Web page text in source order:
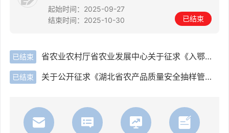
已结束
起始时间：2025-09-27
结束时间：2025-10-30
已结束 省农业农村厅省农业发展中心关于征求《入鄂道路运输动物指定通道管理 办法》（征求意见稿）意见的函
已结束 关于公开征求《湖北省农产品质量安全抽样管理办法（征求意见稿）》意见的公告